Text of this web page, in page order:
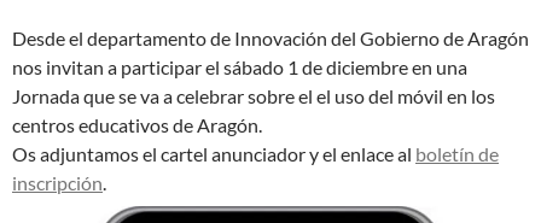
Desde el departamento de Innovación del Gobierno de Aragón
nos invitan a participar el sábado 1 de diciembre en una
Jornada que se va a celebrar sobre el el uso del móvil en los
centros educativos de Aragón.
Os adjuntamos el cartel anunciador y el enlace al boletín de
inscripción.